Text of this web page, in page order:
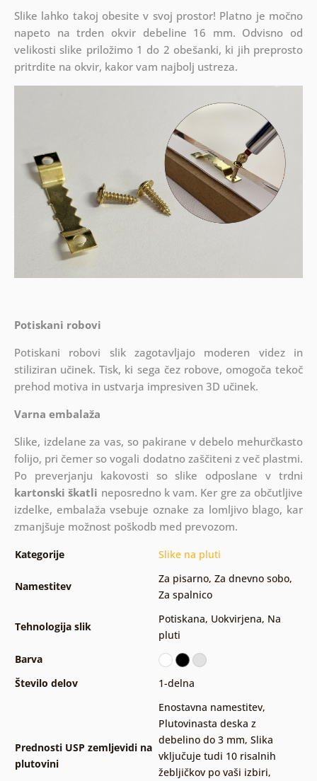
Slike lahko takoj obesite v svoj prostor! Platno je močno
napeto na trden okvir debeline 16 mm. Odvisno od
velikosti slike priložimo 1 do 2 obešanki, ki jih preprosto
pritrdite na okvir, kakor vam najbolj ustreza.
Potiskani robovi
Potiskani robovi slik zagotavljajo moderen videz in
stiliziran učinek. Tisk, ki sega čez robove, omogoča tekoč
prehod motiva in ustvarja impresiven 3D učinek.
Varna embalaža
Slike, izdelane za vas, so pakirane v debelo mehurčkasto
folijo, pri čemer so vogali dodatno zaščiteni z več plastmi.
Po preverjanju kakovosti so slike odposlane v trdni
kartonski škatli neposredno k vam. Ker gre za občutljive
izdelke, embalaža vsebuje oznake za lomljivo blago, kar
zmanjšuje možnost poškodb med prevozom.
Kategorije Slike na pluti
Namestitev
Za pisarno, Za dnevno sobo,
Za spalnico
Tehnologija slik
Potiskana, Uokvirjena, Na
pluti
Barva
Število delov
1-delna
Prednosti USP zemljevidi na
plutovini
Enostavna namestitev,
Plutovinasta deska z
debelino do 3 mm, Slika
vključuje tudi 10 risalnih
žebljičkov po vaši izbiri,